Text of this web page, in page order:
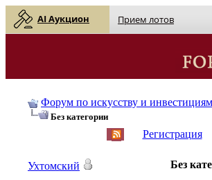
AI Аукцион Прием лотов
Форум по искусству и
Без категории
Регистрация
Без
Ухтомский